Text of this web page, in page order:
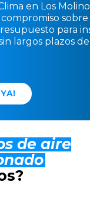
en Los
para
largos plazos de
YA!
de aire